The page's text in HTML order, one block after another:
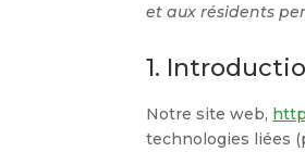
et aux résidents
1.
Notre site web,
technologies liées